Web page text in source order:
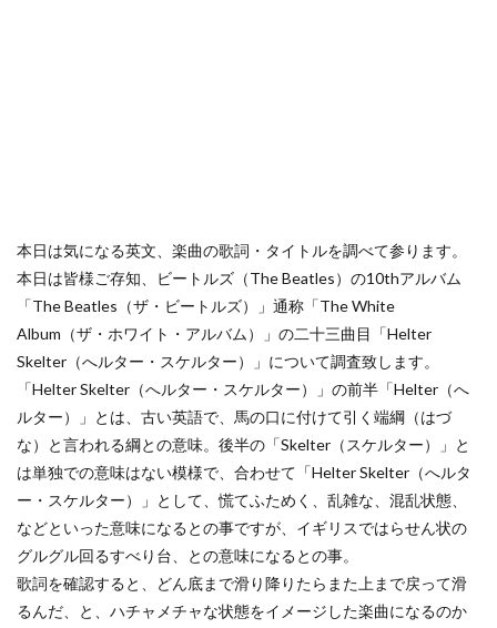
本日は気になる英文、楽曲の歌詞・タイトルを調べて参ります。
本日は皆様ご存知、ビートルズ（The Beatles）の10thアルバム
「The Beatles（ザ・ビートルズ）」通称「The White
Album（ザ・ホワイト・アルバム）」の二十三曲目「Helter
Skelter（へルター・スケルター）」について調査致します。
「Helter Skelter（へルター・スケルター）」の前半「Helter（へ
ルター）」とは、古い英語で、馬の口に付けて引く端綱（はづ
な）と言われる綱との意味。後半の「Skelter（スケルター）」と
は単独での意味はない模様で、合わせて「Helter Skelter（へルタ
ー・スケルター）」として、慌てふためく、乱雑な、混乱状態、
などといった意味になるとの事ですが、イギリスではらせん状の
グルグル回るすべり台、との意味になるとの事。
歌詞を確認すると、どん底まで滑り降りたらまた上まで戻って滑
るんだ、と、ハチャメチャな状態をイメージした楽曲になるのか